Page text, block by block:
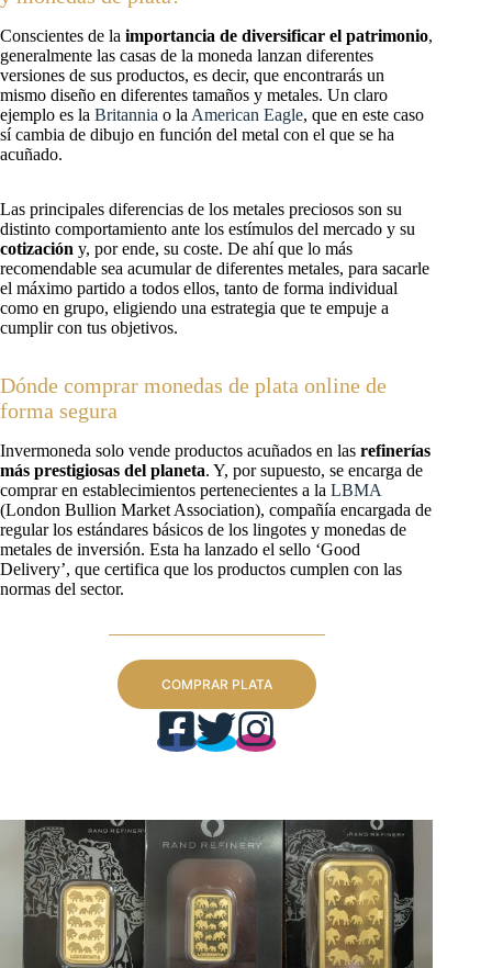
Conscientes de la importancia de diversificar el patrimonio,
generalmente las casas de la moneda lanzan diferentes
versiones de sus productos, es decir, que encontrarás un
mismo diseño en diferentes tamaños y metales. Un claro
ejemplo es la Britannia o la American Eagle, que en este caso
sí cambia de dibujo en función del metal con el que se ha
acuñado.
Las principales diferencias de los metales preciosos son su
distinto comportamiento ante los estímulos del mercado y su
cotización y, por ende, su coste. De ahí que lo más
recomendable sea acumular de diferentes metales, para sacarle
el máximo partido a todos ellos, tanto de forma individual
como en grupo, eligiendo una estrategia que te empuje a
cumplir con tus objetivos.
Dónde comprar monedas de plata online de
forma segura
Invermoneda solo vende productos acuñados en las refinerías
más prestigiosas del planeta. Y, por supuesto, se encarga de
comprar en establecimientos pertenecientes a la LBMA
(London Bullion Market Association), compañía encargada de
regular los estándares básicos de los lingotes y monedas de
metales de inversión. Esta ha lanzado el sello ‘Good
Delivery’, que certifica que los productos cumplen con las
normas del sector.
COMPRAR PLATA